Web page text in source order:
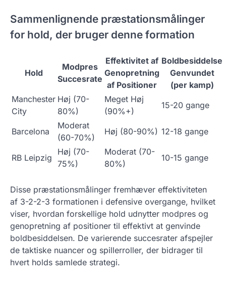
Sammenlignende præstationsmålinger
for hold, der bruger denne formation
Hold
Modpres
Succesrate
Effektivitet af
Genopretning
af Positioner
Boldbesiddelse
Genvundet
(per kamp)
Manchester
City
Høj (70-
80%)
Meget Høj
(90%+)
15-20 gange
Barcelona
Moderat
(60-70%)
Høj (80-90%) 12-18 gange
RB Leipzig
Høj (70-
75%)
Moderat (70-
80%)
10-15 gange
Disse præstationsmålinger fremhæver effektiviteten
af 3-2-2-3 formationen i defensive overgange, hvilket
viser, hvordan forskellige hold udnytter modpres og
genopretning af positioner til effektivt at genvinde
boldbesiddelsen. De varierende succesrater afspejler
de taktiske nuancer og spillerroller, der bidrager til
hvert holds samlede strategi.